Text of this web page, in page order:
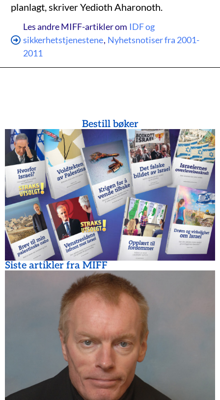
planlagt, skriver Yedioth Aharonoth.
Les andre MIFF-artikler om IDF og
sikkerhetstjenestene, Nyhetsnotiser fra 2001-
2011
Bestill bøker
Siste artikler fra MIFF